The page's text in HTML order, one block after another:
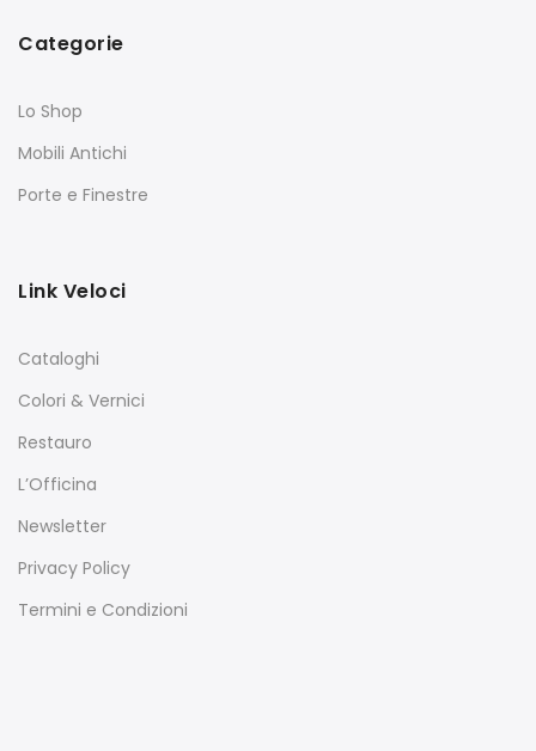
Categorie
Lo Shop
Mobili Antichi
Porte e Finestre
Link Veloci
Cataloghi
Colori & Vernici
Restauro
L’Officina
Newsletter
Privacy Policy
Termini e Condizioni